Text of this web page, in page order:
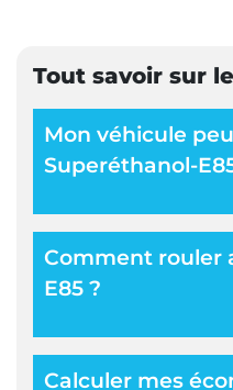
Tout savoir sur
Mon véhicule
Superéthanol-
Comment rouler
E85 ?
Calculer mes